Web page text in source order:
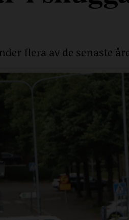
flera av de senaste